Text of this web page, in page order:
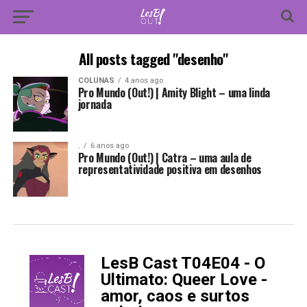
All posts tagged "desenho"
COLUNAS 4 anos ago
Pro Mundo (Out!) | Amity Blight – uma linda
jornada
. 6 anos ago
Pro Mundo (Out!) | Catra – uma aula de
representatividade positiva em desenhos
LesB Cast T04E04 - O
Ultimato: Queer Love -
amor, caos e surtos
-